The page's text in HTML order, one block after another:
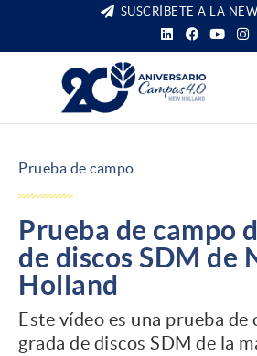
SUSCRÍBETE A LA
Prueba de campo
Prueba de campo
de discos SDM de
Holland
Este vídeo es una prueba de
grada de discos SDM de la